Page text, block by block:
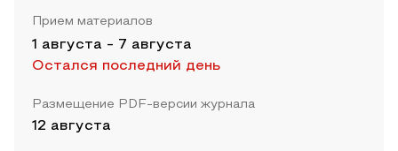
Прием материалов
1 августа - 7 августа
Остался последний день
Размещение PDF-версии журнала
12 августа